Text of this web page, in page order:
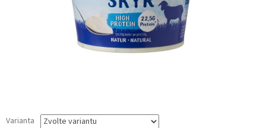
Varianta